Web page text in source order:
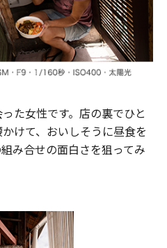
た女性です。店の裏でひと
けて、おいしそうに昼食を
み合せの面白さを狙ってみ